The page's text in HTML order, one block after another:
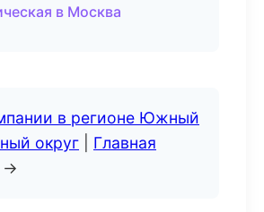
в Москва
в регионе Южный
округ
Главная
→